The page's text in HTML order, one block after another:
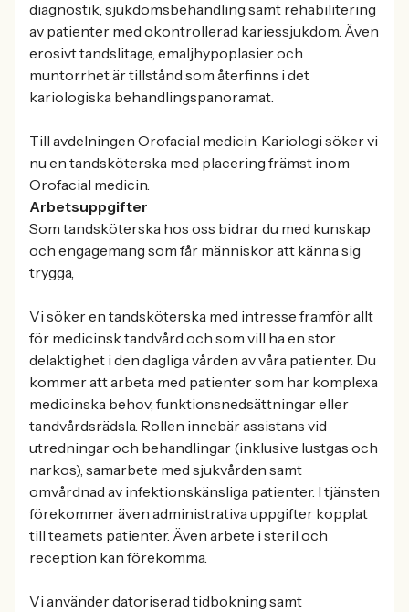
diagnostik, sjukdomsbehandling samt rehabilitering
av patienter med okontrollerad kariessjukdom. Även
erosivt tandslitage, emaljhypoplasier och
muntorrhet är tillstånd som återfinns i det
kariologiska behandlingspanoramat.
Till avdelningen Orofacial medicin, Kariologi söker vi
nu en tandsköterska med placering främst inom
Orofacial medicin.
Arbetsuppgifter
Som tandsköterska hos oss bidrar du med kunskap
och engagemang som får människor att känna sig
trygga,
Vi söker en tandsköterska med intresse framför allt
för medicinsk tandvård och som vill ha en stor
delaktighet i den dagliga vården av våra patienter. Du
kommer att arbeta med patienter som har komplexa
medicinska behov, funktionsnedsättningar eller
tandvårdsrädsla. Rollen innebär assistans vid
utredningar och behandlingar (inklusive lustgas och
narkos), samarbete med sjukvården samt
omvårdnad av infektionskänsliga patienter. I tjänsten
förekommer även administrativa uppgifter kopplat
till teamets patienter. Även arbete i steril och
reception kan förekomma.
Vi använder datoriserad tidbokning samt